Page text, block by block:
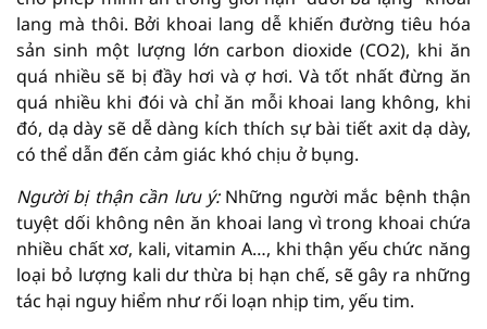
lang mà thôi. Bởi khoai lang dễ khiến đường tiêu hóa
sản sinh một lượng lớn carbon dioxide (CO2), khi ăn
quá nhiều sẽ bị đầy hơi và ợ hơi. Và tốt nhất đừng ăn
quá nhiều khi đói và chỉ ăn mỗi khoai lang không, khi
đó, dạ dày sẽ dễ dàng kích thích sự bài tiết axit dạ dày,
có thể dẫn đến cảm giác khó chịu ở bụng.
Người bị thận cần lưu ý:Những người mắc bệnh thận
tuyệt dối không nên ăn khoai lang vì trong khoai chứa
nhiều chất xơ, kali, vitamin A…, khi thận yếu chức năng
loại bỏ lượng kali dư thừa bị hạn chế, sẽ gây ra những
tác hại nguy hiểm như rối loạn nhịp tim, yếu tim.